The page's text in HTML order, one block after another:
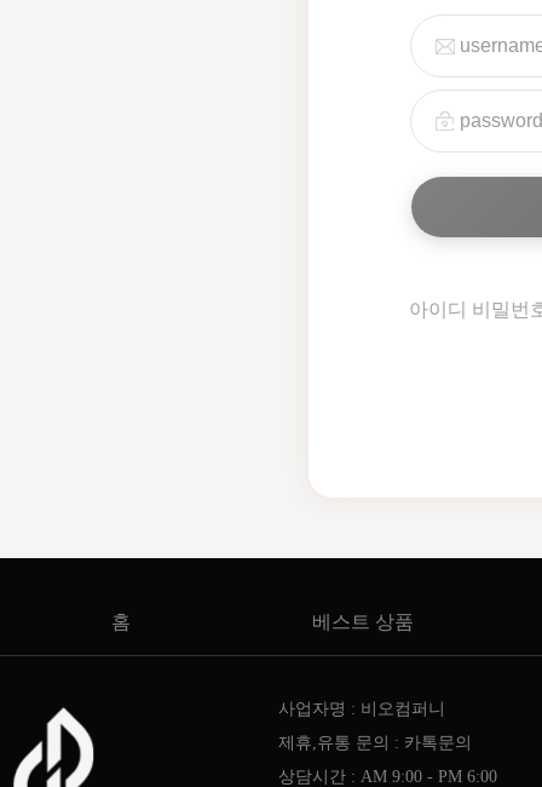
아이디 비밀번
홈 베스트 상품
사업자명 : 비오컴퍼니
제휴,유통 문의 : 카톡문의
상담시간 : AM 9:00 - PM 6:00